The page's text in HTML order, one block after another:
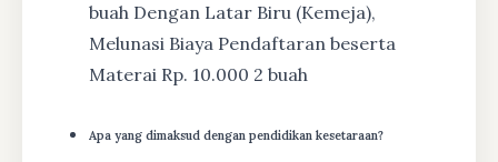
buah Dengan Latar Biru (Kemeja),
Melunasi Biaya Pendaftaran beserta
Materai Rp. 10.000 2 buah
Apa yang dimaksud dengan pendidikan kesetaraan?